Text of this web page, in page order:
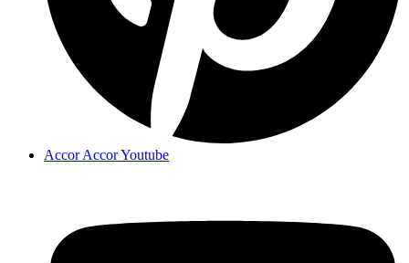
Accor Accor Youtube